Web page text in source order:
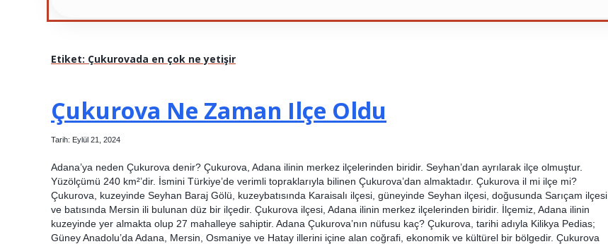
Etiket: Çukurovada en çok ne yetişir
Çukurova Ne Zaman Ilçe Oldu
Tarih: Eylül 21, 2024
Adana’ya neden Çukurova denir? Çukurova, Adana ilinin merkez ilçelerinden biridir. Seyhan’dan ayrılarak ilçe olmuştur.
Yüzölçümü 240 km²’dir. İsmini Türkiye’de verimli topraklarıyla bilinen Çukurova’dan almaktadır. Çukurova il mi ilçe mi?
Çukurova, kuzeyinde Seyhan Baraj Gölü, kuzeybatısında Karaisalı ilçesi, güneyinde Seyhan ilçesi, doğusunda Sarıçam ilçesi
ve batısında Mersin ili bulunan düz bir ilçedir. Çukurova ilçesi, Adana ilinin merkez ilçelerinden biridir. İlçemiz, Adana ilinin
kuzeyinde yer almakta olup 27 mahalleye sahiptir. Adana Çukurova’nın nüfusu kaç? Çukurova, tarihi adıyla Kilikya Pedias;
Güney Anadolu’da Adana, Mersin, Osmaniye ve Hatay illerini içine alan coğrafi, ekonomik ve kültürel bir bölgedir. Çukurova